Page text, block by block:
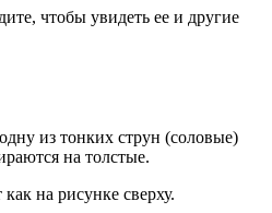
чтобы увидеть ее и другие
из тонких струн (соловые)
на толстые.
на рисунке сверху.